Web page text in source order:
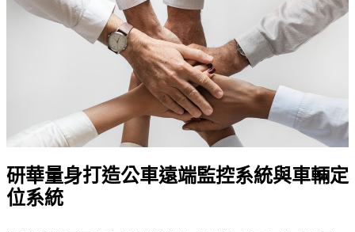
研華量身打造公車遠端監控系統與車輛定
位系統